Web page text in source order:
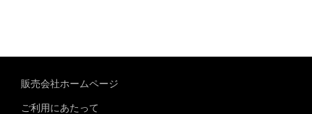
販売会社ホームページ
ご利用にあたって